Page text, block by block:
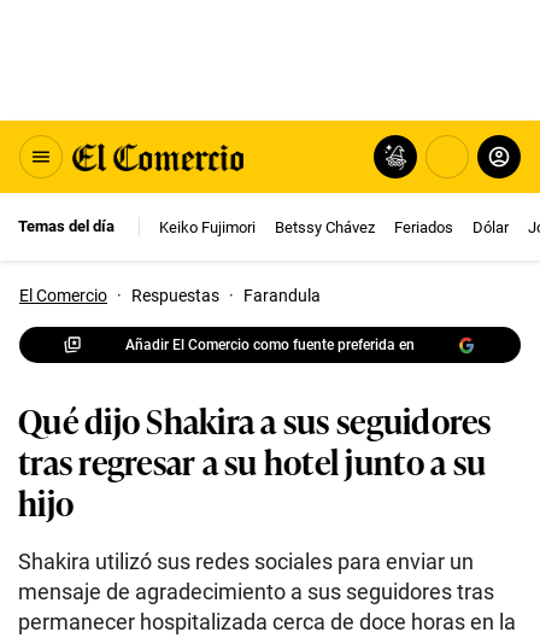
Temas del día Keiko Fujimori Betssy Chávez Feriados Dólar
El Comercio · Respuestas · Farandula
Añadir El Comercio como fuente preferida en
Qué dijo Shakira a sus seguidores
tras regresar a su hotel junto a su
hijo
Shakira utilizó sus redes sociales para enviar un
mensaje de agradecimiento a sus seguidores tras
permanecer hospitalizada cerca de doce horas en la